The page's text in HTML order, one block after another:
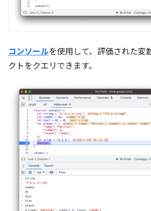
コンソールを使用して、評価された変
クトをクエリできます。